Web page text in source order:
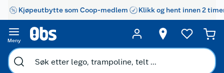
Kjøpeutbytte som Coop-medlem Klikk og hent innen 2
Meny